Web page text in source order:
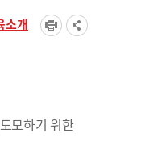
소개
모하기 위한